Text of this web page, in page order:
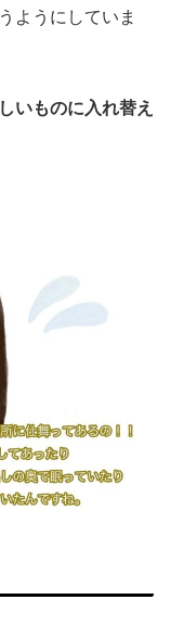
ようにしていま
いものに入れ替え